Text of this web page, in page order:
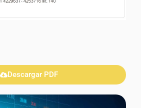
Descargar PDF